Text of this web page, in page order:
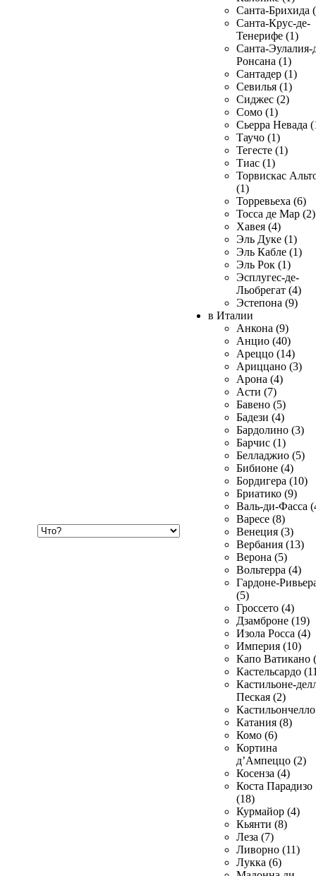
Санта-Брихида
Санта-Крус-де-
Тенерифе (1)
Санта-Эулалия-
Ронсана (1)
Сантадер (1)
Севилья (1)
Сиджес (2)
Сомо (1)
Сьерра Невада
Таучо (1)
Тегесте (1)
Тиас (1)
Торвискас
(1)
Торревьеха (6)
Тосса де Мар (2)
Хавея (4)
Эль Дуке (1)
Эль Кабле (1)
Эль Рок (1)
Эсплугес-де-
Льобрегат (4)
Эстепона (9)
в Италии
Анкона (9)
Анцио (40)
Ареццо (14)
Ариццано (3)
Арона (4)
Асти (7)
Бавено (5)
Бадези (4)
Бардолино (3)
Барчис (1)
Белладжио (5)
Бибионе (4)
Бордигера (10)
Бриатико (9)
Валь-ди-Фасса
Варесе (8)
Венеция (3)
Вербания (13)
Верона (5)
Вольтерра (4)
Гардоне-
(5)
Гроссето (4)
Дзамброне (19)
Изола Росса (4)
Империя (10)
Капо Ватикано
Кастельсардо
Кастильоне-
Пеская (2)
Катания (8)
Комо (6)
Кортина
д’Ампеццо (2)
Косенза (4)
Коста Парадизо
(18)
Курмайор (4)
Кьянти (8)
Леза (7)
Ливорно (11)
Лукка (6)